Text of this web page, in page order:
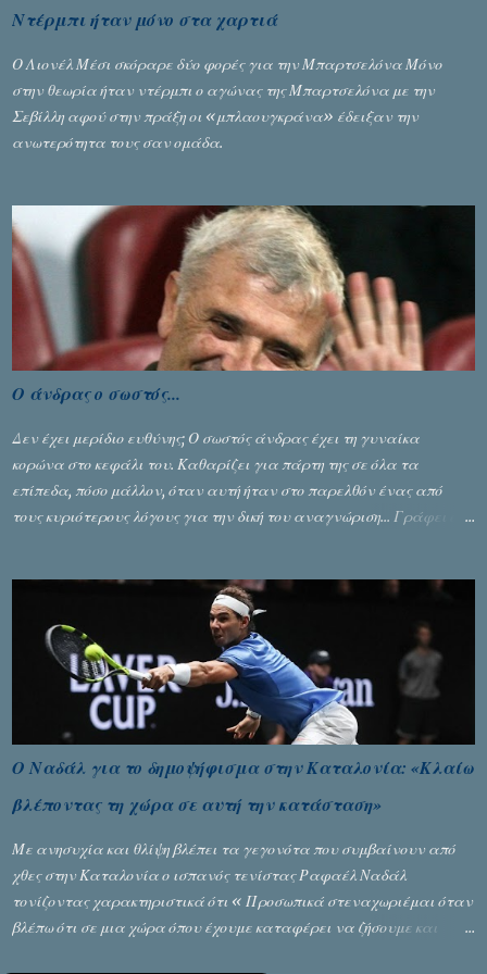
Ντέρμπι ήταν μόνο στα χαρτιά
Ο Λιονέλ Μέσι σκόραρε δύο φορές για την Μπαρτσελόνα Μόνο
στην θεωρία ήταν ντέρμπι ο αγώνας της Μπαρτσελόνα με την
Σεβίλλη αφού στην πράξη οι «μπλαουγκράνα» έδειξαν την
ανωτερότητα τους σαν ομάδα.
Ο άνδρας ο σωστός...
Δεν έχει μερίδιο ευθύνης; Ο σωστός άνδρας έχει τη γυναίκα
κορώνα στο κεφάλι του. Καθαρίζει για πάρτη της σε όλα τα
επίπεδα, πόσο μάλλον, όταν αυτή ήταν στο παρελθόν ένας από
τους κυριότερους λόγους για την δική του αναγνώριση... Γράφει ο
Ο Ναδάλ για το δημοψήφισμα στην Καταλονία: «Κλαίω
βλέποντας τη χώρα σε αυτή την κατάσταση»
Με ανησυχία και θλίψη βλέπει τα γεγονότα που συμβαίνουν από
χθες στην Καταλονία ο ισπανός τενίστας Ραφαέλ Ναδάλ
τονίζοντας χαρακτηριστικά ότι « Προσωπικά στεναχωριέμαι όταν
βλέπω ότι σε μια χώρα όπου έχουμε καταφέρει να ζήσουμε και